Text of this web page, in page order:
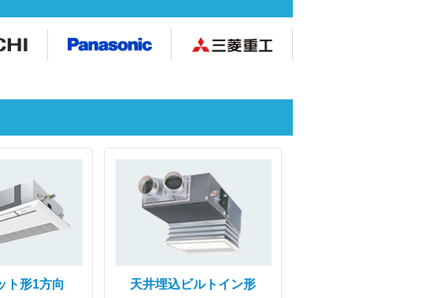
ト形1方向 天井埋込ビルトイン形